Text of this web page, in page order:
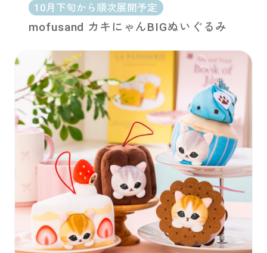
10月下旬から順次展開予定
mofusand カキにゃんBIGぬいぐるみ